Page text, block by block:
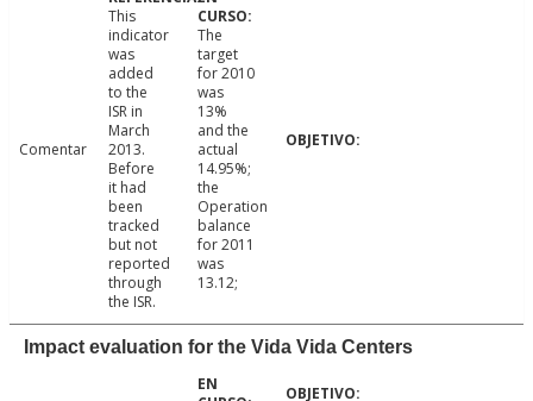
Comentar
This
indicator
was
added
to the
ISR in
March
2013.
Before
it had
been
tracked
but not
reported
through
the ISR.
The
target
for 2010
was
13%
and the
actual
14.95%;
the
Operation
balance
for 2011
was
13.12;
Impact evaluation for the Vida Vida Centers